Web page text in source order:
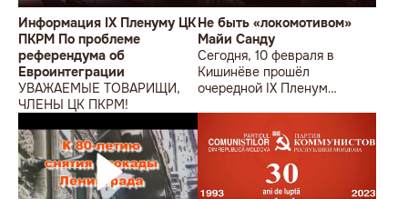
Информация IX Пленуму ЦК
ПКРМ По проблеме
референдума об
Евроинтеграции
УВАЖАЕМЫЕ ТОВАРИЩИ,
ЧЛЕНЫ ЦК ПКРМ!
Не быть «локомотивом»
Майи Санду
Сегодня, 10 февраля в
Кишинёве прошёл
очередной IX Пленум
Республики Молдова.